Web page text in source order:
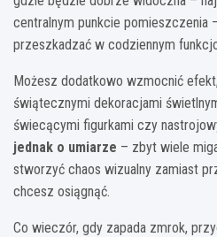
centralnym punkcie pomieszczenia
przeszkadzać w codziennym
Możesz dodatkowo wzmocnić
świątecznymi dekoracjami
świecącymi figurkami czy
jednak o umiarze – zbyt wiele
stworzyć chaos wizualny zamiast
chcesz osiągnąć.
Co wieczór, gdy zapada zmrok,